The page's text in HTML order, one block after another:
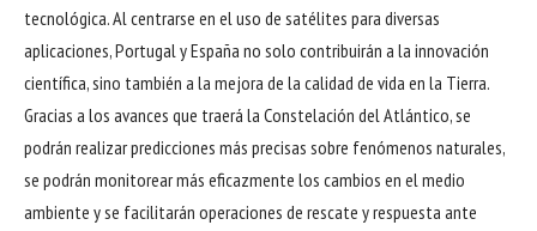
tecnológica. Al centrarse en el uso de satélites para diversas
aplicaciones, Portugal y España no solo contribuirán a la innovación
científica, sino también a la mejora de la calidad de vida en la Tierra.
Gracias a los avances que traerá la Constelación del Atlántico, se
podrán realizar predicciones más precisas sobre fenómenos naturales,
se podrán monitorear más eficazmente los cambios en el medio
ambiente y se facilitarán operaciones de rescate y respuesta ante